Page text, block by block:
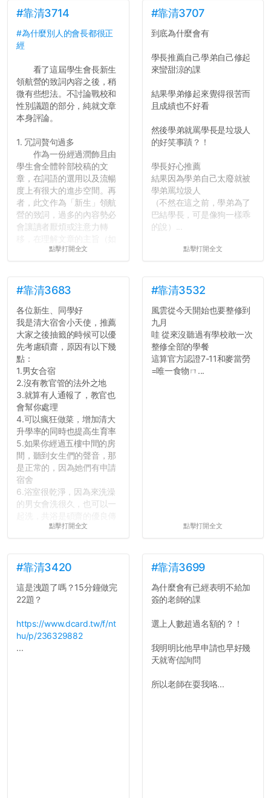
長作弊的風氣。
反正老人我明天就要搬離新
關，就當最後一天發個牢騷
吧XD，祝學弟妹們修課順利
#靠清3714
#為什麼別人的會長都很正
經
看了這屆學生會長新生
領航營的致詞內容之後，稍
微有些想法。不討論戰校和
性別議題的部分，純就文章
本身評論。
1. 冗詞贅句過多
作為一份經過潤飾且由
學生會全體幹部校稿的文
章，在詞語的選用以及流暢
度上有很大的進步空間。再
者，此文作為「新生」領航
營的致詞，過多的內容勢必
會讓讀者厭煩或注意力轉
果有的話）前就失去興趣。
的聲明一樣正式，但至少在
用字上多加留意。有些語句
用說的可能會引人發笑或多
聽幾句，但寫成文字時只會
讓人感到疲乏。
2. 文章主題不明
在學生會臉書的貼文中
可以看到，全篇文章以連字
符分為九段，各段可總結
為：
自我介紹
個人經歷（進入大學
前）
個人經歷（大一至
大...
點擊打開全文
#靠清3707
到底為什麼會有
學長推薦自己學弟自己修起
來蠻甜涼的課
結果學弟修起來覺得很苦而
且成績也不好看
然後學弟就罵學長是垃圾人
的好笑事蹟？！
學長好心推薦
結果因為學弟自己太廢就被
學弟罵垃圾人
（不然在這之前，學弟為了
巴結學長，可是像狗一樣乖
的說）...
點擊打開全文
#靠清3683
各位新生、同學好
我是清大宿舍小天使，推薦
大家之後抽籤的時候可以優
先考慮碩齋，原因有以下幾
點：
1.男女合宿
2.沒有教官管的法外之地
3.就算有人通報了，教官也
會幫你處理
4.可以瘋狂做菜，增加清大
升學率的同時也提高生育率
5.如果你經過五樓中間的房
間，聽到女生們的聲音，那
是正常的，因為她們有申請
宿舍
6.浴室很乾淨，因為來洗澡
的男女會洗很久，也可以一
舍房間，都歡迎留言讓我知
道...
點擊打開全文
#靠清3532
風雲從今天開始也要整修到
九月
哇 從來沒聽過有學校敢一次
整修全部的學餐
這算官方認證7-11和麥當勞
=唯一食物ㄇ...
點擊打開全文
#靠清3420
這是洩題了嗎？15分鐘做完
22題？
https://www.dcard.tw/f/nt
hu/p/236329882
...
#靠清3699
為什麼會有已經表明不給加
簽的老師的課
選上人數超過名額的？！
我明明比他早申請也早好幾
天就寄信詢問
所以老師在耍我咯...